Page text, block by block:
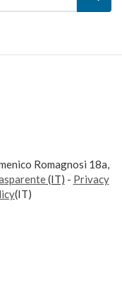
Romagnosi 18a,
(IT) - Privacy
(IT)